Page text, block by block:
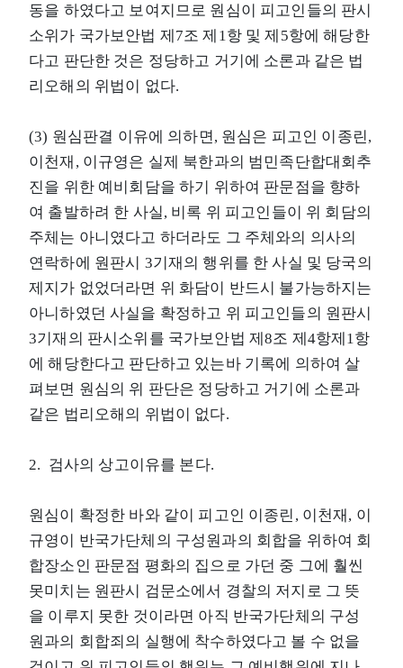
동을 하였다고 보여지므로 원심이 피고인들의 판시
소위가 국가보안법 제7조 제1항 및 제5항에 해당한
다고 판단한 것은 정당하고 거기에 소론과 같은 법
리오해의 위법이 없다.
(3) 원심판결 이유에 의하면, 원심은 피고인 이종린,
이천재, 이규영은 실제 북한과의 범민족단합대회추
진을 위한 예비회담을 하기 위하여 판문점을 향하
여 출발하려 한 사실, 비록 위 피고인들이 위 회담의
주체는 아니였다고 하더라도 그 주체와의 의사의
연락하에 원판시 3기재의 행위를 한 사실 및 당국의
제지가 없었더라면 위 화담이 반드시 불가능하지는
아니하였던 사실을 확정하고 위 피고인들의 원판시
3기재의 판시소위를 국가보안법 제8조 제4항제1항
에 해당한다고 판단하고 있는바 기록에 의하여 살
펴보면 원심의 위 판단은 정당하고 거기에 소론과
같은 법리오해의 위법이 없다.
2. 검사의 상고이유를 본다.
원심이 확정한 바와 같이 피고인 이종린, 이천재, 이
규영이 반국가단체의 구성원과의 회합을 위하여 회
합장소인 판문점 평화의 집으로 가던 중 그에 훨씬
못미치는 원판시 검문소에서 경찰의 저지로 그 뜻
을 이루지 못한 것이라면 아직 반국가단체의 구성
원과의 회합죄의 실행에 착수하였다고 볼 수 없을